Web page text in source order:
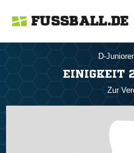
FUSSBALL.DE
D-
EINIGKEIT
Zur